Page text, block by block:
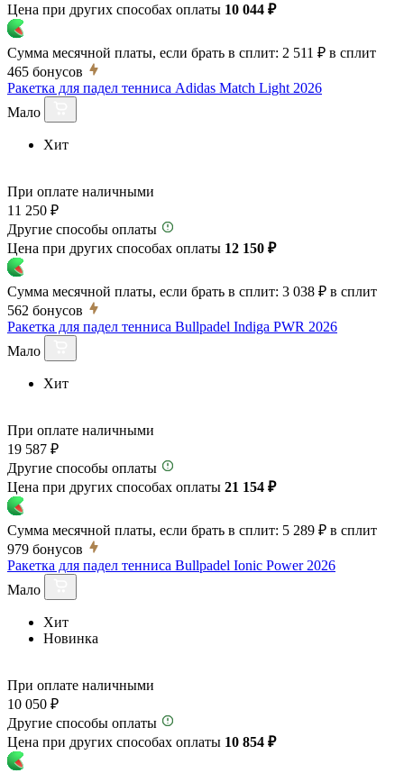
Цена при других способах оплаты 10 044 ₽
Сумма месячной платы, если брать в сплит: 2 511 ₽ в сплит
465 бонусов
Ракетка для падел тенниса Adidas Match Light 2026
Мало
Хит
При оплате наличными
11 250 ₽
Другие способы оплаты
Цена при других способах оплаты 12 150 ₽
Сумма месячной платы, если брать в сплит: 3 038 ₽ в сплит
562 бонусов
Ракетка для падел тенниса Bullpadel Indiga PWR 2026
Мало
Хит
При оплате наличными
19 587 ₽
Другие способы оплаты
Цена при других способах оплаты 21 154 ₽
Сумма месячной платы, если брать в сплит: 5 289 ₽ в сплит
979 бонусов
Ракетка для падел тенниса Bullpadel Ionic Power 2026
Мало
Хит
Новинка
При оплате наличными
10 050 ₽
Другие способы оплаты
Цена при других способах оплаты 10 854 ₽